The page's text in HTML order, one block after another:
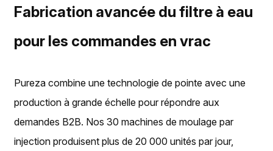
Fabrication avancée du filtre à eau
pour les commandes en vrac
Pureza combine une technologie de pointe avec une
production à grande échelle pour répondre aux
demandes B2B. Nos 30 machines de moulage par
injection produisent plus de 20 000 unités par jour,